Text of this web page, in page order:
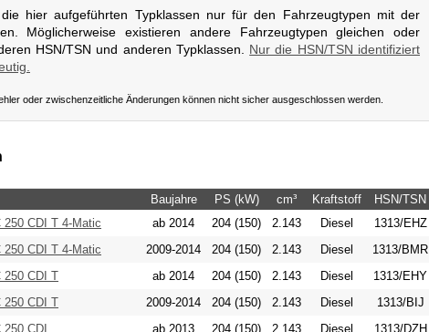
hier aufgeführten Typklassen nur für den Fahrzeugtypen mit der
Möglicherweise existieren andere Fahrzeugtypen gleichen oder
HSN/TSN und anderen Typklassen. Nur die HSN/TSN identifiziert
oder zwischenzeitliche Änderungen können nicht sicher ausgeschlossen werden.
Baujahre PS (kW) cm³ Kraftstoff
HSN/TSN
250 CDI T 4-Matic ab 2014 204 (150) 2.143 Diesel
1313/EHZ
250 CDI T 4-Matic 2009-2014 204 (150) 2.143 Diesel
1313/BMR
250 CDI T ab 2014 204 (150) 2.143 Diesel
1313/EHY
250 CDI T 2009-2014 204 (150) 2.143 Diesel
1313/BIJ
250 CDI ab 2013 204 (150) 2.143 Diesel 1313/DZH